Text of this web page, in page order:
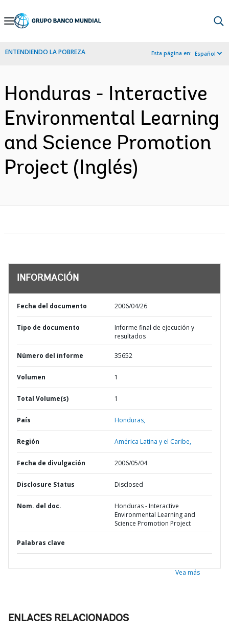
Skip
Navigation
ENTENDIENDO LA POBREZA Esta página en: Español
Honduras - Interactive
Environmental Learning
and Science Promotion
Project (Inglés)
INFORMACIÓN
Fecha del documento 2006/04/26
Tipo de documento
Informe final de ejecución y
resultados
Número del informe 35652
Volumen 1
Total Volume(s) 1
País Honduras,
Región América Latina y el Caribe,
Fecha de divulgación 2006/05/04
Disclosure Status Disclosed
Nom. del doc.
Honduras - Interactive
Environmental Learning and
Science Promotion Project
Palabras clave
Vea más
ENLACES RELACIONADOS